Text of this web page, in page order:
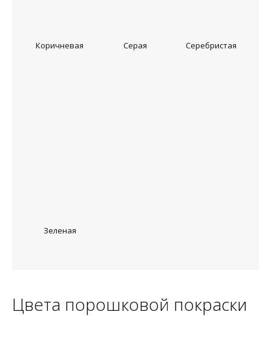
Коричневая Серая Серебристая
Зеленая
Цвета порошковой покраски